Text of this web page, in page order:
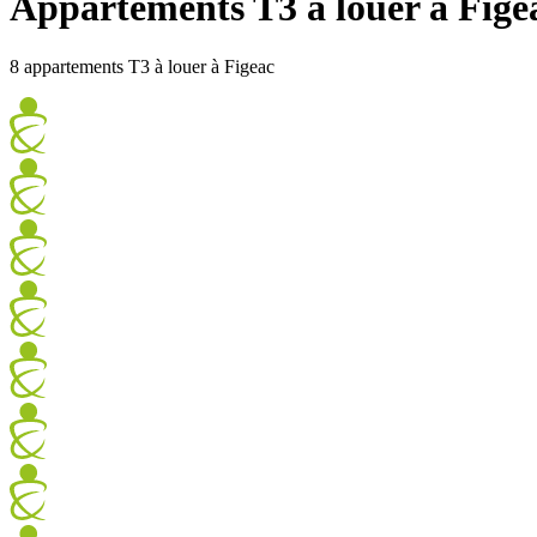
8 appartements T3 à louer à Figeac